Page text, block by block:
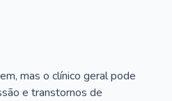
mas o clínico geral pode
e transtornos de